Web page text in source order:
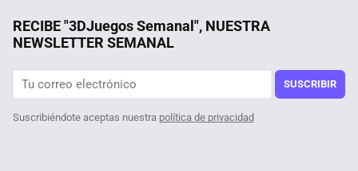
RECIBE "3DJuegos Semanal", NUESTRA
NEWSLETTER SEMANAL
SUSCRIBIR
Suscribiéndote aceptas nuestra política de privacidad